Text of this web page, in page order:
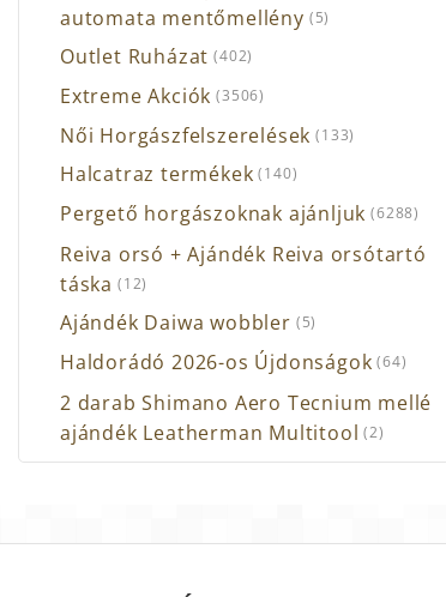
automata mentőmellény (5)
Outlet Ruházat (402)
Extreme Akciók (3506)
Női Horgászfelszerelések (133)
Halcatraz termékek (140)
Pergető horgászoknak ajánljuk (6288)
Reiva orsó + Ajándék Reiva orsótartó
táska (12)
Ajándék Daiwa wobbler (5)
Haldorádó 2026-os Újdonságok (64)
2 darab Shimano Aero Tecnium mellé
ajándék Leatherman Multitool (2)